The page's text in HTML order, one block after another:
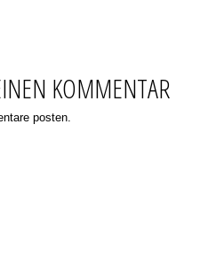
KOMMENTAR
posten.